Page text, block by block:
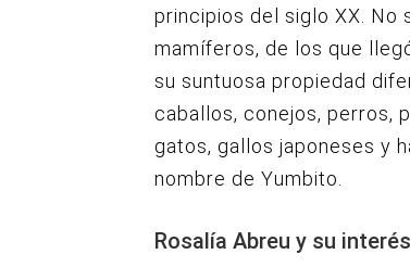
principios del siglo XX.
mamíferos, de los que
su suntuosa propiedad
caballos, conejos, perros,
gatos, gallos japoneses y
nombre de Yumbito.
Rosalía Abreu y su